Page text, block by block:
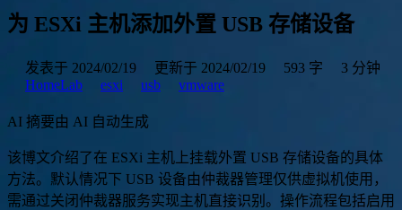
为 ESXi 主机添加外置 USB 存储设备
发表于 2024/02/19 更新于 2024/02/19 593 字
3 分钟
HomeLab
esxi usb vmware
AI 摘要由 AI 自动生成
该博文介绍了在 ESXi 主机 上挂载外置 USB 存储设备的具体
方法。 默认情况下 USB 设备由仲裁器管理仅供虚拟机使用 ，
需通过关闭 仲裁器服务实现主机直接识别 。 操作流程包括启 用